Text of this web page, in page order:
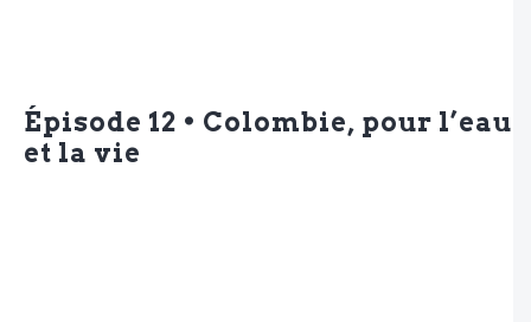
Épisode 12 • Colombie, pour l’eau
et la vie